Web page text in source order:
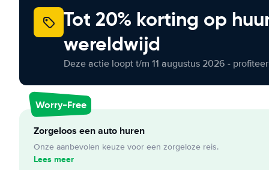
Tot 20% korting op
wereldwijd
Deze actie loopt t/m 11 augustus 2026 -
Worry-Free
Zorgeloos een auto huren
Onze aanbevolen keuze voor een zorgeloze reis.
Lees meer